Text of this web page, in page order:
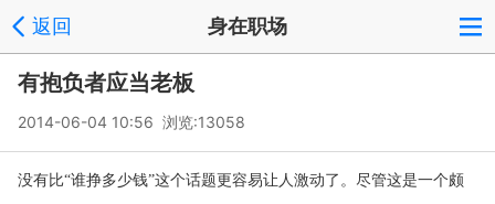
返回 身在职场
有抱负者应当老板
2014-06-04 10:56 浏览:13058
没有比“谁挣多少钱”这个话题更容易让人激动了。尽管这是一个颇